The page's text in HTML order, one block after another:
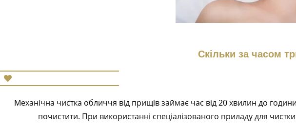
Скільки за часом
Механічна чистка обличчя від прищів займає час від 20 хвилин до
почистити. При використанні спеціалізованого приладу для